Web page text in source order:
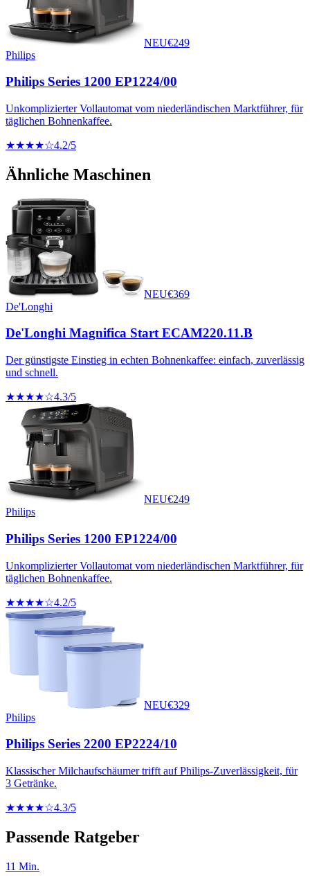
NEU€249
Philips
Philips Series 1200 EP1224/00
Unkomplizierter Vollautomat vom niederländischen Marktführer, für
täglichen Bohnenkaffee.
★★★★☆4.2/5
Ähnliche Maschinen
NEU€369
De'Longhi
De'Longhi Magnifica Start ECAM220.11.B
Der günstigste Einstieg in echten Bohnenkaffee: einfach, zuverlässig
und schnell.
★★★★☆4.3/5
NEU€249
Philips
Philips Series 1200 EP1224/00
Unkomplizierter Vollautomat vom niederländischen Marktführer, für
täglichen Bohnenkaffee.
★★★★☆4.2/5
NEU€329
Philips
Philips Series 2200 EP2224/10
Klassischer Milchaufschäumer trifft auf Philips-Zuverlässigkeit, für
3 Getränke.
★★★★☆4.3/5
Passende Ratgeber
11 Min.